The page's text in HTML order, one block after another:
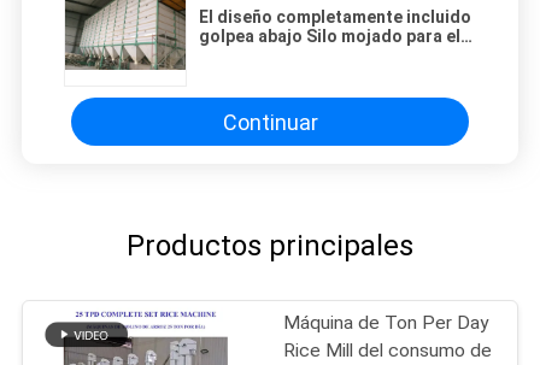
El diseño completamente incluido
golpea abajo Silo mojado para el
galvanizada
Continuar
Productos principales
Máquina de Ton Per Day
Rice Mill del consumo de